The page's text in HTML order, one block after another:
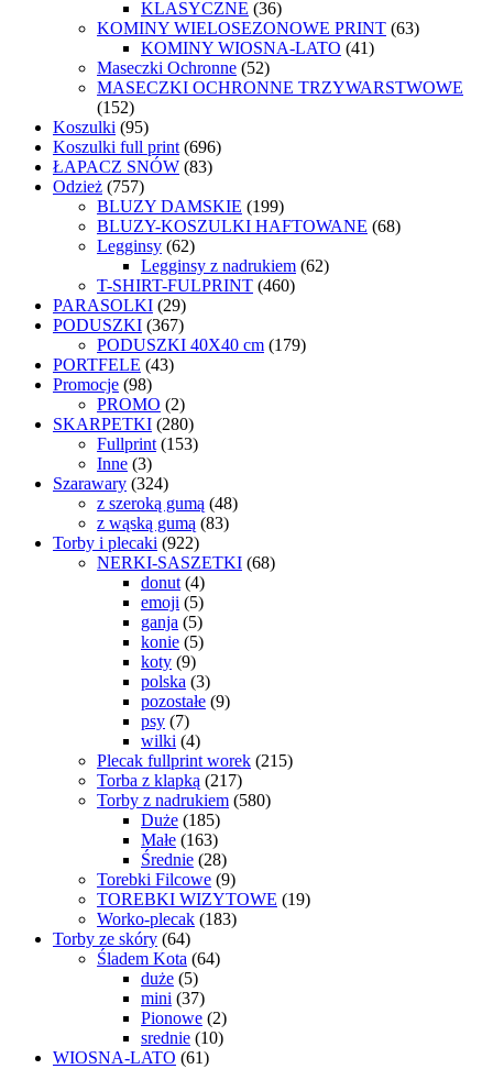
KLASYCZNE (36)
KOMINY WIELOSEZONOWE PRINT (63)
KOMINY WIOSNA-LATO (41)
Maseczki Ochronne (52)
MASECZKI OCHRONNE TRZYWARSTWOWE
(152)
Koszulki (95)
Koszulki full print (696)
ŁAPACZ SNÓW (83)
Odzież (757)
BLUZY DAMSKIE (199)
BLUZY-KOSZULKI HAFTOWANE (68)
Legginsy (62)
Legginsy z nadrukiem (62)
T-SHIRT-FULPRINT (460)
PARASOLKI (29)
PODUSZKI (367)
PODUSZKI 40X40 cm (179)
PORTFELE (43)
Promocje (98)
PROMO (2)
SKARPETKI (280)
Fullprint (153)
Inne (3)
Szarawary (324)
z szeroką gumą (48)
z wąską gumą (83)
Torby i plecaki (922)
NERKI-SASZETKI (68)
donut (4)
emoji (5)
ganja (5)
konie (5)
koty (9)
polska (3)
pozostałe (9)
psy (7)
wilki (4)
Plecak fullprint worek (215)
Torba z klapką (217)
Torby z nadrukiem (580)
Duże (185)
Małe (163)
Średnie (28)
Torebki Filcowe (9)
TOREBKI WIZYTOWE (19)
Worko-plecak (183)
Torby ze skóry (64)
Śladem Kota (64)
duże (5)
mini (37)
Pionowe (2)
srednie (10)
WIOSNA-LATO (61)